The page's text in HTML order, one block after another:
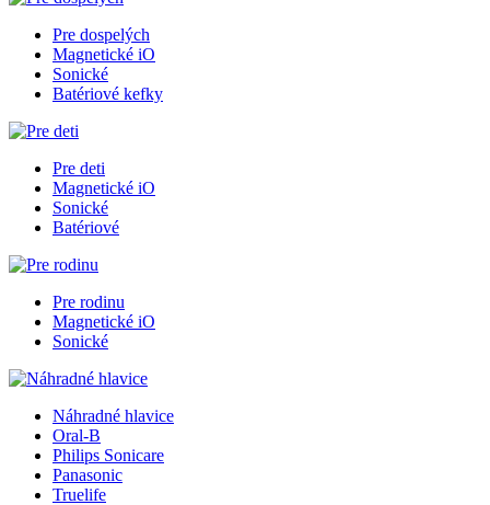
Pre dospelých
Magnetické iO
Sonické
Batériové kefky
Pre deti
Magnetické iO
Sonické
Batériové
Pre rodinu
Magnetické iO
Sonické
Náhradné hlavice
Oral-B
Philips Sonicare
Panasonic
Truelife